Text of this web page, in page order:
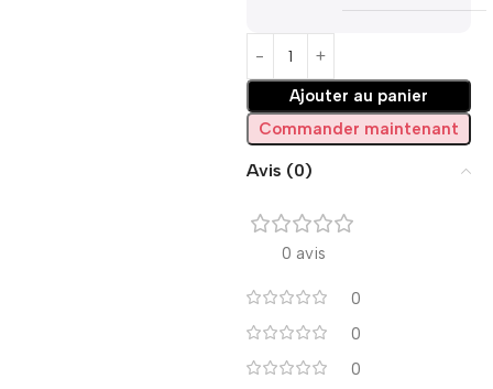
Ajouter au panier
Commander maintenant
Avis (0)
0 avis
0
0
0